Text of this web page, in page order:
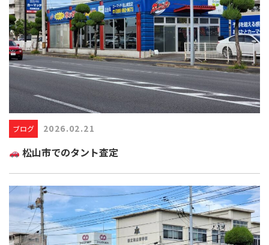
ブログ 2026.02.21
松山市でのタント査定